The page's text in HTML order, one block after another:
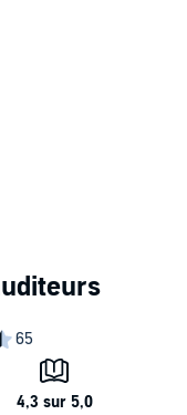
(P)2022 Lizzie, un